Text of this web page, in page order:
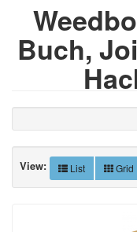
Buch,
View: List Grid